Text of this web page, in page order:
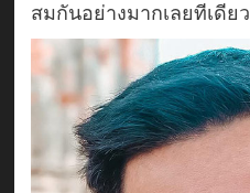
สมกันอย่างมากเลยทีเดียว